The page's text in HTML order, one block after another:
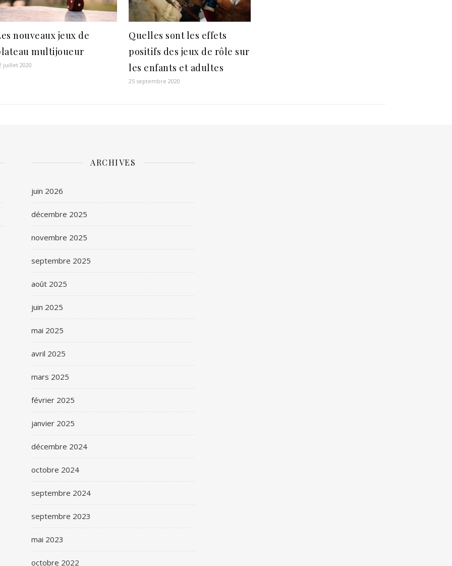
nouveaux jeux de
multijoueur
juillet 2020
Quelles sont les effets
positifs des jeux de rôle sur
les enfants et adultes
25 septembre 2020
ARCHIVES
juin 2026
décembre 2025
novembre 2025
septembre 2025
août 2025
juin 2025
mai 2025
avril 2025
mars 2025
février 2025
janvier 2025
décembre 2024
octobre 2024
septembre 2024
septembre 2023
mai 2023
octobre 2022